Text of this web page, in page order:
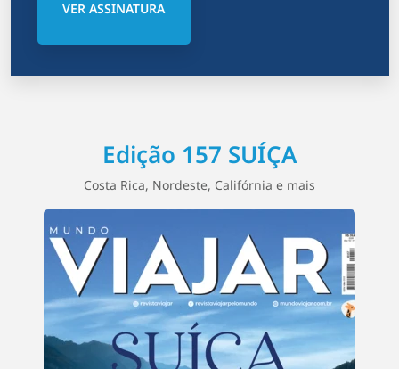
VER ASSINATURA
Edição 157 SUÍÇA
Costa Rica, Nordeste, Califórnia e mais